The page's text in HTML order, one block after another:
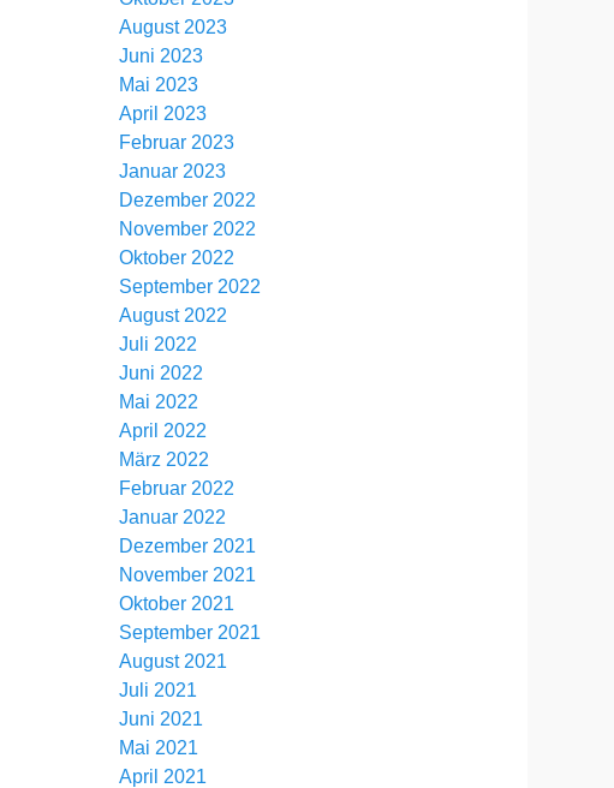
August 2023
Juni 2023
Mai 2023
April 2023
Februar 2023
Januar 2023
Dezember 2022
November 2022
Oktober 2022
September 2022
August 2022
Juli 2022
Juni 2022
Mai 2022
April 2022
März 2022
Februar 2022
Januar 2022
Dezember 2021
November 2021
Oktober 2021
September 2021
August 2021
Juli 2021
Juni 2021
Mai 2021
April 2021